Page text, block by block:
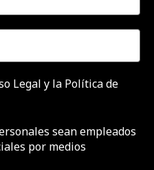
Legal y la Política de
sean empleados
por medios